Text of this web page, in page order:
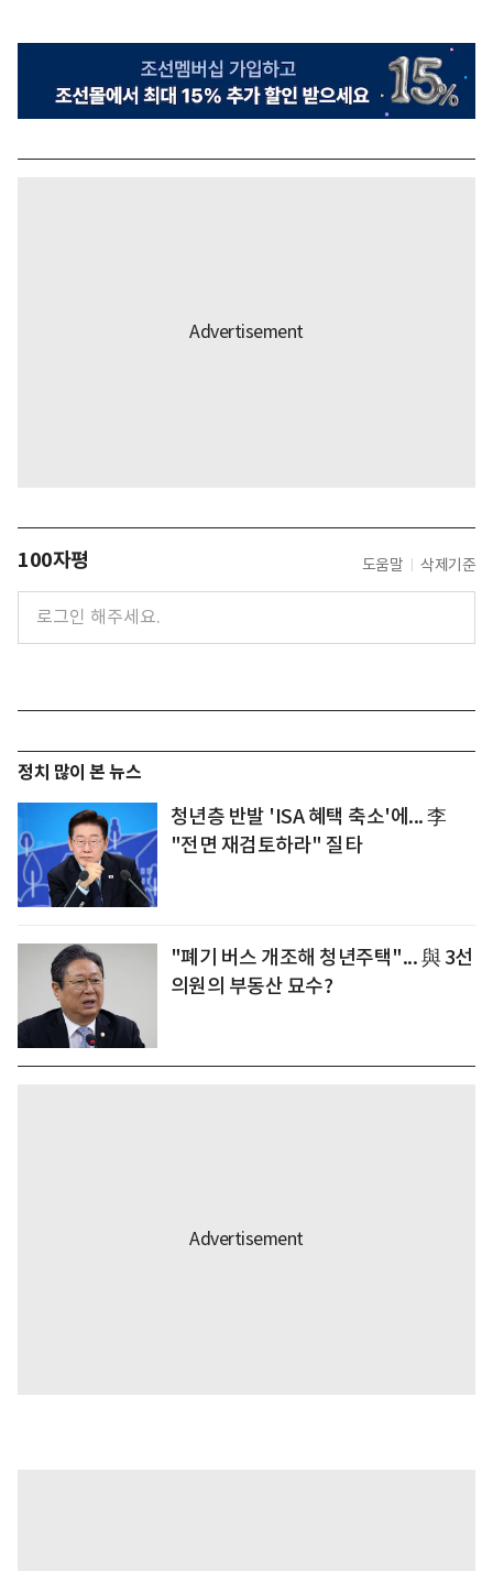
100자평 도움말 삭제기준
정치 많이 본 뉴스
청년층 반발 'ISA 혜택 축소'에... 李
"전면 재검토하라" 질타
"폐기 버스 개조해 청년주택"... 與 3선
의원의 부동산 묘수?